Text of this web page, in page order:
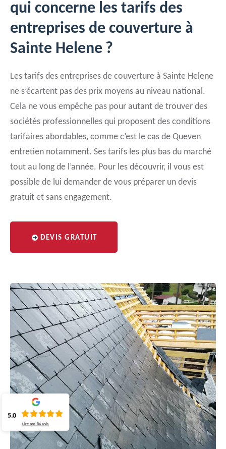
qui concerne les tarifs des
entreprises de couverture à
Sainte Helene ?
Les tarifs des entreprises de couverture à Sainte Helene
ne s’écartent pas des prix moyens au niveau national.
Cela ne vous empêche pas pour autant de trouver des
sociétés professionnelles qui proposent des conditions
tarifaires abordables, comme c’est le cas de Queven
entretien notamment. Ses tarifs les plus bas du marché
tout au long de l’année. Pour les découvrir, il vous est
possible de lui demander de vous préparer un devis
gratuit et sans engagement.
DEVIS GRATUIT
5.0
Lire nos84 avis